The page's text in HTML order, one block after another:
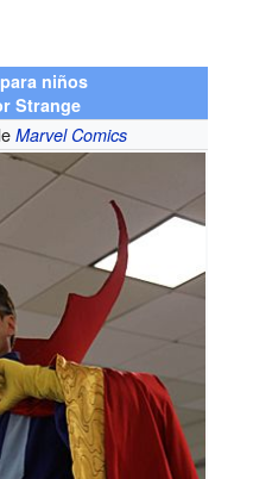
niños
Strange
Marvel Comics